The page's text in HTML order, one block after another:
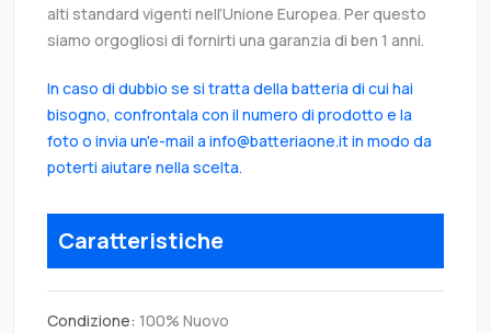
alti standard vigenti nell’Unione Europea. Per questo
siamo orgogliosi di fornirti una garanzia di ben 1 anni.
In caso di dubbio se si tratta della batteria di cui hai
bisogno, confrontala con il numero di prodotto e la
foto o invia un'e-mail a info@batteriaone.it in modo da
poterti aiutare nella scelta.
Caratteristiche
Condizione: 100% Nuovo